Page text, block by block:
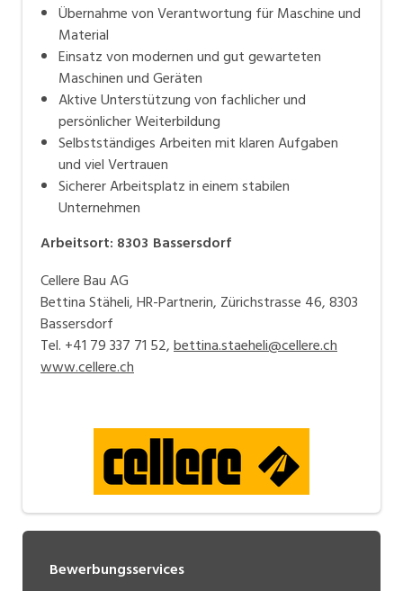
Übernahme von Verantwortung für Maschine und
Material
Einsatz von modernen und gut gewarteten
Maschinen und Geräten
Aktive Unterstützung von fachlicher und
persönlicher Weiterbildung
Selbstständiges Arbeiten mit klaren Aufgaben
und viel Vertrauen
Sicherer Arbeitsplatz in einem stabilen
Unternehmen
Arbeitsort: 8303 Bassersdorf
Cellere Bau AG
Bettina Stäheli, HR-Partnerin, Zürichstrasse 46, 8303
Bassersdorf
Tel. +41 79 337 71 52,bettina.staeheli@cellere.ch
www.cellere.ch
Bewerbungsservices